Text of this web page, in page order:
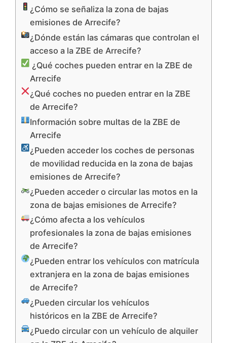
¿Cómo se señaliza la zona de bajas
emisiones de Arrecife?
¿Dónde están las cámaras que controlan el
acceso a la ZBE de Arrecife?
¿Qué coches pueden entrar en la ZBE de
Arrecife
¿Qué coches no pueden entrar en la ZBE
de Arrecife?
Información sobre multas de la ZBE de
Arrecife
¿Pueden acceder los coches de personas
de movilidad reducida en la zona de bajas
emisiones de Arrecife?
¿Pueden acceder o circular las motos en la
zona de bajas emisiones de Arrecife?
¿Cómo afecta a los vehículos
profesionales la zona de bajas emisiones
de Arrecife?
¿Pueden entrar los vehículos con matrícula
extranjera en la zona de bajas emisiones
de Arrecife?
¿Pueden circular los vehículos
históricos en la ZBE de Arrecife?
¿Puedo circular con un vehículo de alquiler